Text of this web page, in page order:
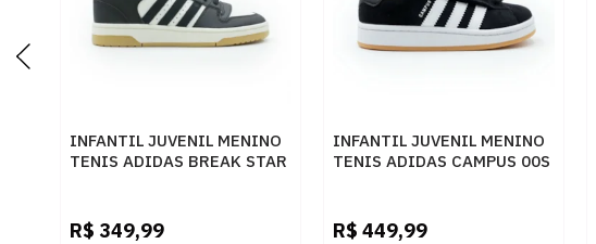
INFANTIL JUVENIL MENINO
TENIS ADIDAS BREAK STAR
R$ 349,99
INFANTIL JUVENIL MENINO
TENIS ADIDAS CAMPUS 00S
R$ 449,99